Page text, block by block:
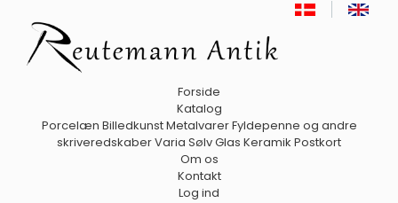
Forside
Katalog
Porcelæn BilledkunstMetalvarerFyldepenne og andre
skriveredskaberVaria SølvGlas Keramik Postkort
Om os
Kontakt
Log ind